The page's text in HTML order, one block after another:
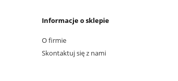
Informacje o sklepie
O firmie
Skontaktuj się z nami